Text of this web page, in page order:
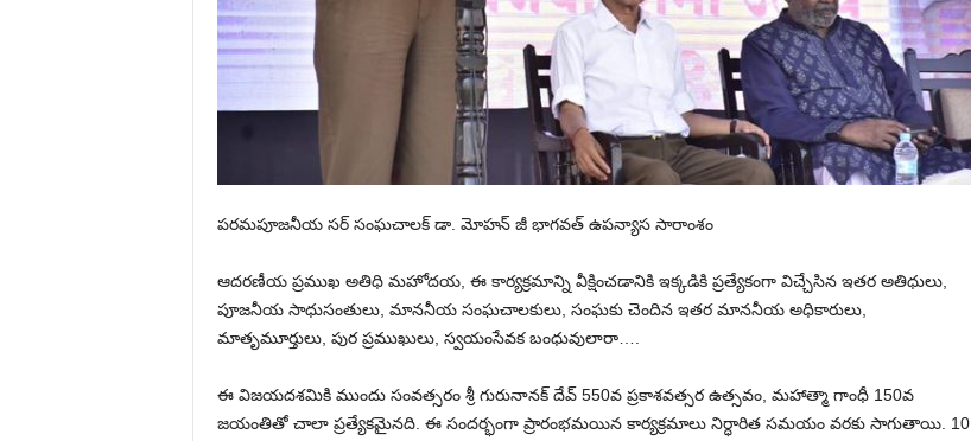
పరమపూజనీయ సర్ సంఘచాలక్ డా. మోహన్ జీ భాగవత్ ఉపన్యాస సారాంశం
ఆదరణీయ ప్రముఖ అతిధి మహోదయ, ఈ కార్యక్రమాన్ని వీక్షించడానికి ఇక్కడికి ప్రత్యేకంగా విచ్చేసిన ఇతర అతిధులు,
పూజనీయ సాధుసంతులు, మాననీయ సంఘచాలకులు, సంఘకు చెందిన ఇతర మాననీయ అధికారులు,
మాతృమూర్తులు, పుర ప్రముఖులు, స్వయంసేవక బంధువులారా….
ఈ విజయదశమికి ముందు సంవత్సరం శ్రీ గురునానక్ దేవ్ 550వ ప్రకాశవత్సర ఉత్సవం, మహాత్మా గాంధీ 150వ
జయంతితో చాలా ప్రత్యేకమైనది. ఈ సందర్భంగా ప్రారంభమయిన కార్యక్రమాలు నిర్ధారిత సమయం వరకు సాగుతాయి. 10